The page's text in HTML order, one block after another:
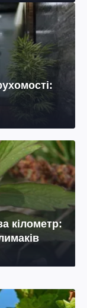
кілометр: